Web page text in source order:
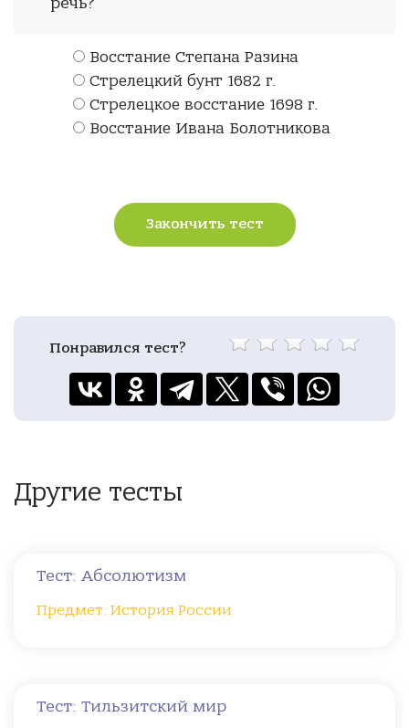
Восстание Степана Разина
Стрелецкий бунт 1682 г.
Стрелецкое восстание 1698 г.
Восстание Ивана Болотникова
Закончить тест
Понравился тест?
Другие тесты
Тест: Абсолютизм
Предмет: История России
Тест: Тильзитский мир